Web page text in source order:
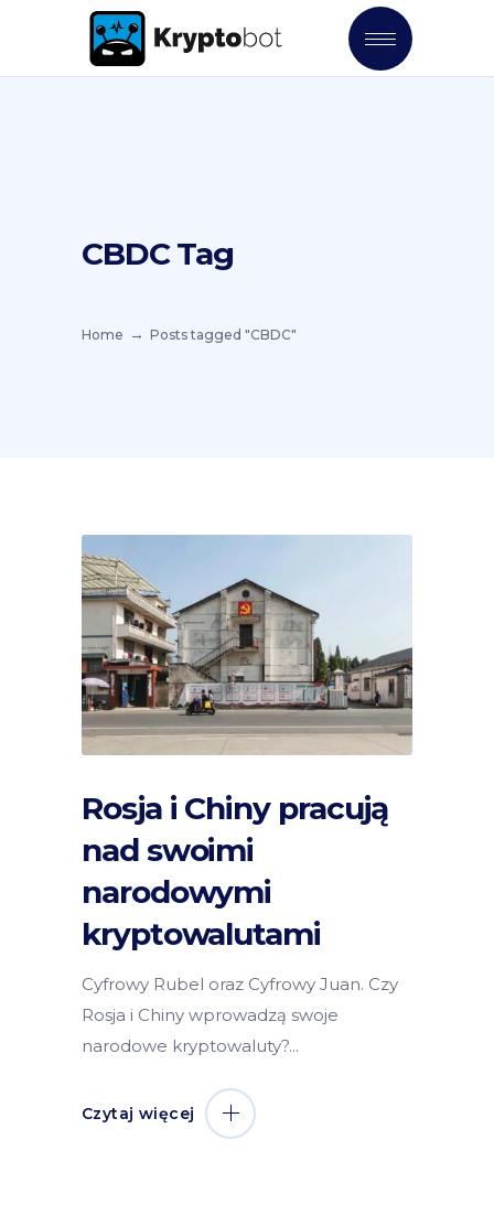
CBDC Tag
Home Posts tagged "CBDC"
Rosja i Chiny pracują
nad swoimi
narodowymi
kryptowalutami
Cyfrowy Rubel oraz Cyfrowy Juan. Czy
Rosja i Chiny wprowadzą swoje
narodowe kryptowaluty?
Czytaj więcej